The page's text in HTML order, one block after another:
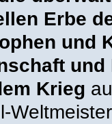
Erbe
und
Krieg